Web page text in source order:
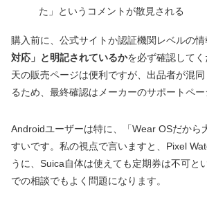
た」というコメントが散見される
購入前に、公式サイトか認証機関レベルの
対応」と明記されているかを必ず確認して
天の販売ページは便利ですが、出品者が混
るため、最終確認はメーカーのサポートペー
Androidユーザーは特に、「Wear OSだから
すいです。私の視点で言いますと、Pixel
うに、Suica自体は使えても定期券は不可と
での相談でもよく問題になります。